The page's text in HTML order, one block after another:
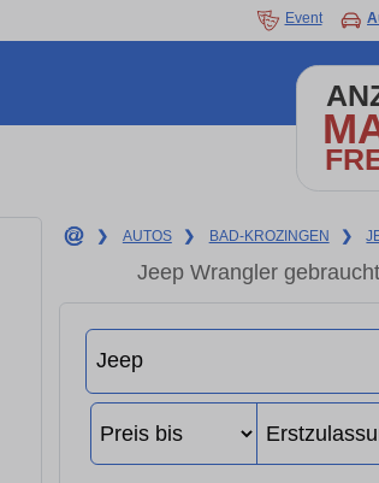
Event
❯ AUTOS ❯ BAD-KROZINGEN ❯
Jeep Wrangler